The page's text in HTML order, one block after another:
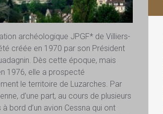
archéologique JPGF* de Villiers-
créée en 1970 par son Président
Dès cette époque, mais
1976, elle a prospecté
le territoire de Luzarches. Par
d’une part, au cours de plusieurs
à bord d’un avion Cessna qui ont